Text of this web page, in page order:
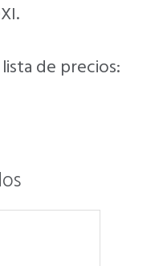
de precios: